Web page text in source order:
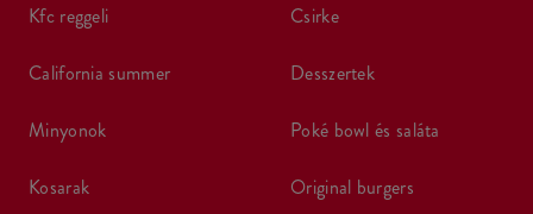
kfc reggeli
california summer
minyonok
kosarak
csirke
desszertek
poké bowl és saláta
original burgers